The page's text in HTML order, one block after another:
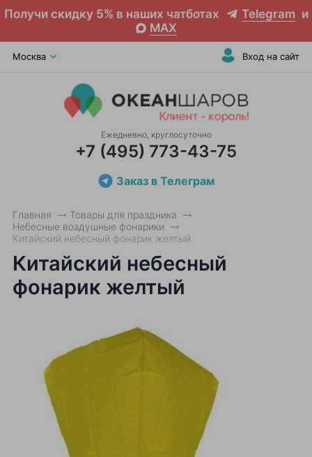
Получи скидку 5% в наших чатботах Telegram и
MAX
Москва Вход на сайт
Ежедневно, круглосуточно
+7 (495) 773-43-75
Заказ в Телеграм
Главная
Товары для праздника
Небесные воздушные фонарики
Китайский небесный фонарик желтый
Китайский небесный
фонарик желтый